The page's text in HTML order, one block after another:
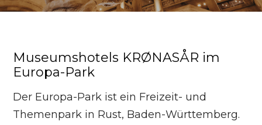
Museumshotels KRØNASÅR im
Europa-Park
Der Europa-Park ist ein Freizeit- und
Themenpark in Rust, Baden-Württemberg.